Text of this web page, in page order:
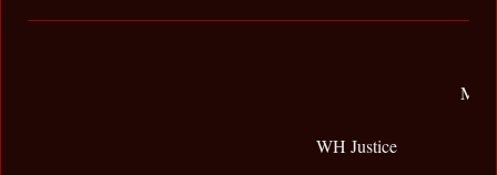
WH Justice